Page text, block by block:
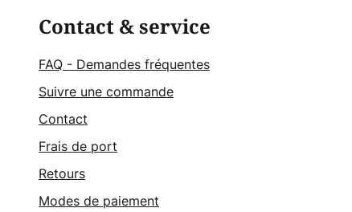
Contact & service
FAQ - Demandes fréquentes
Suivre une commande
Contact
Frais de port
Retours
Modes de paiement